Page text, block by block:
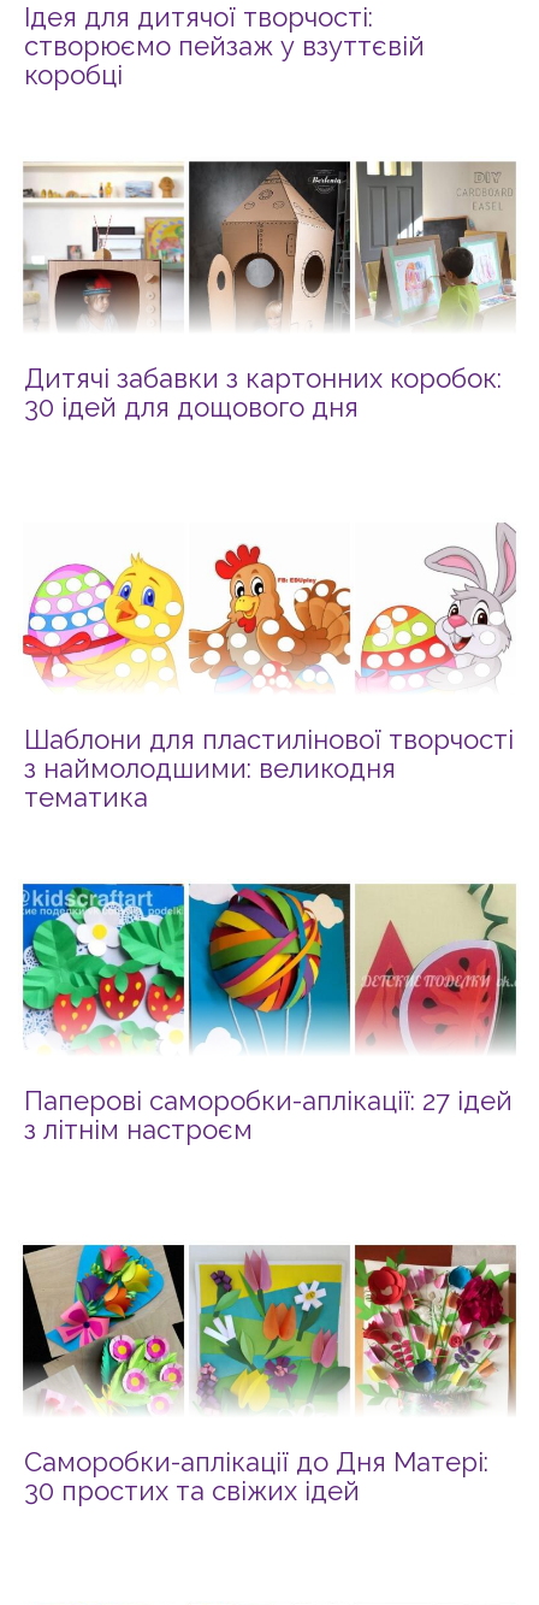
Ідея для дитячої творчості:
створюємо пейзаж у взуттєвій
коробці
Дитячі забавки з картонних коробок:
30 ідей для дощового дня
Шаблони для пластилінової творчості
з наймолодшими: великодня
тематика
Паперові саморобки-аплікації: 27 ідей
з літнім настроєм
Саморобки-аплікації до Дня Матері:
30 простих та свіжих ідей